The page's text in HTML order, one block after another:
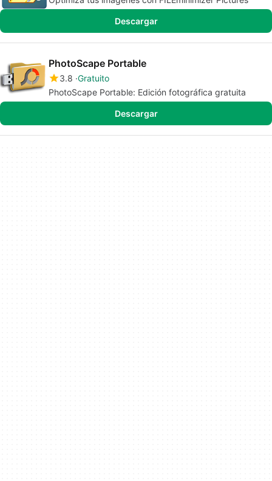
Descargar
PhotoScape Portable
3.8 Gratuito
PhotoScape Portable: Edición fotográfica gratuita
Descargar